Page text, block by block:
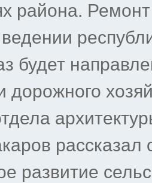
района.
будет
дорожного
рассказал
развитие